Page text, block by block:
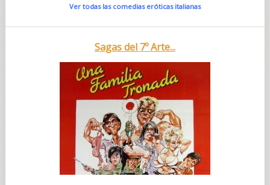
Ver todas las comedias eróticas italianas
Sagas del 7º Arte...